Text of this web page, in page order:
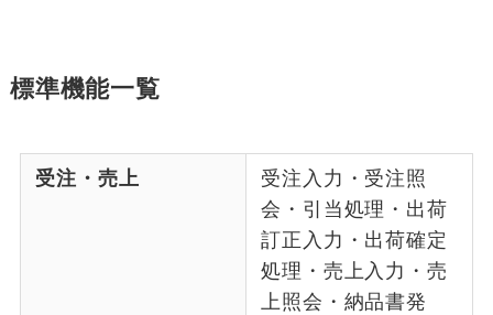
標準機能一覧
受注・売上
受注入力・受注照
会・引当処理・出荷
訂正入力・出荷確定
処理・売上入力・売
上照会・納品書発